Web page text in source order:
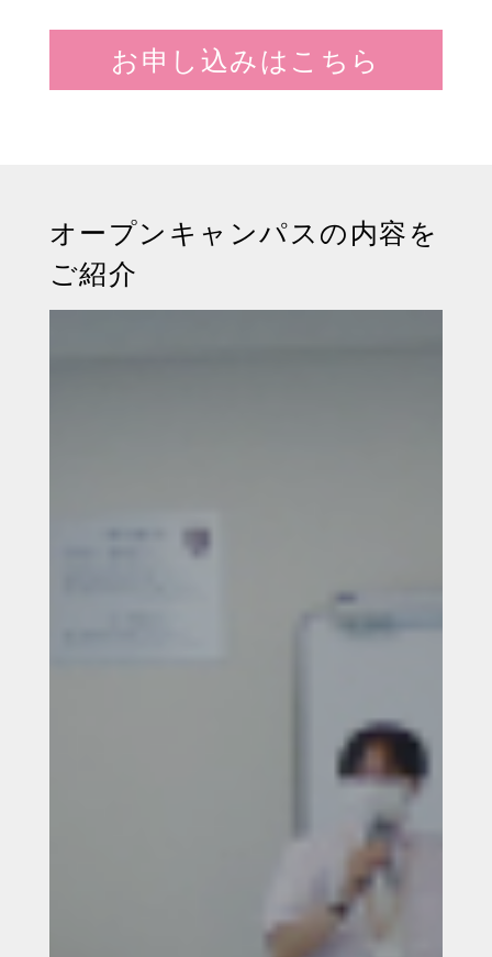
お申し込みはこちら
オープンキャンパスの内容を
ご紹介